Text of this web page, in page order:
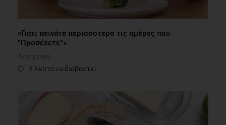
«Γιατί πεινάτε περισσότερο τις ημέρες που
“Προσέχετε”»
Διατροφή
5 λεπτά να διαβαστεί